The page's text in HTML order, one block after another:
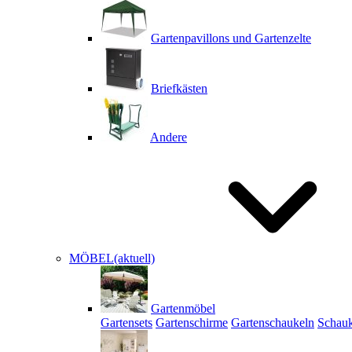
Gartenpavillons und Gartenzelte
Briefkästen
Andere
MÖBEL(aktuell)
Gartenmöbel
Gartensets Gartenschirme Gartenschaukeln